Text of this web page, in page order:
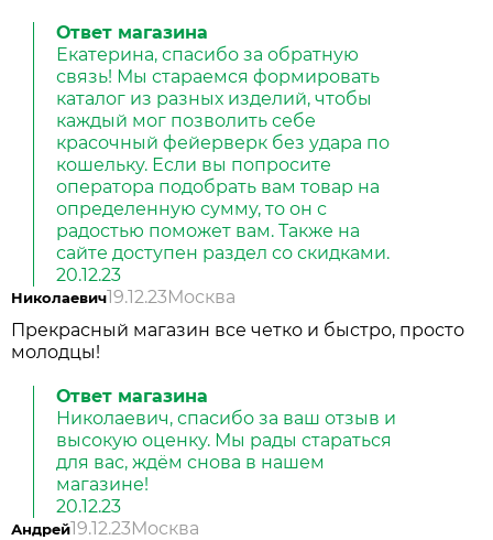
Ответ магазина
Екатерина, спасибо за обратную
связь! Мы стараемся формировать
каталог из разных изделий, чтобы
каждый мог позволить себе
красочный фейерверк без удара по
кошельку. Если вы попросите
оператора подобрать вам товар на
определенную сумму, то он с
радостью поможет вам. Также на
сайте доступен раздел со скидками.
20.12.23
Николаевич19.12.23Москва
Прекрасный магазин все четко и быстро, просто
молодцы!
Ответ магазина
Николаевич, спасибо за ваш отзыв и
высокую оценку. Мы рады стараться
для вас, ждём снова в нашем
магазине!
20.12.23
Андрей19.12.23Москва